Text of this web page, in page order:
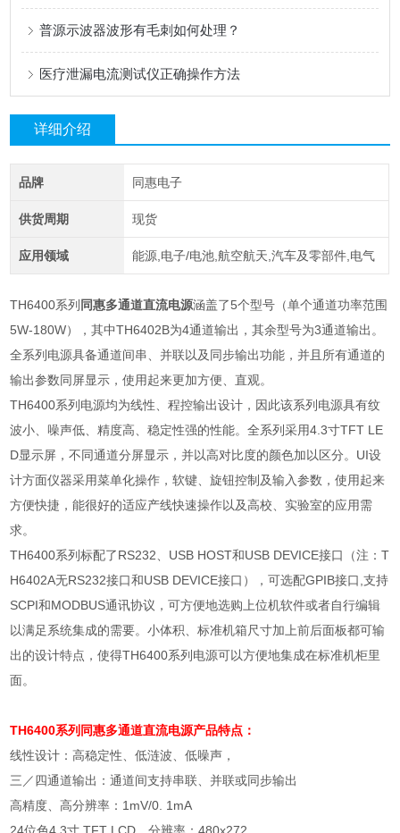
普源示波器波形有毛刺如何处理？
医疗泄漏电流测试仪正确操作方法
详细介绍
品牌 同惠电子
供货周期 现货
应用领域 能源,电子/电池,航空航天,汽车及零部件,电气
TH6400系列 同惠多通道直流电源涵盖了5个型号（单个通道功率范围
5W-180W），其中TH6402B为4通道输出，其余型号为3通道输出。
全系列电源具备通道间串、并联以及同步输出功能，并且所有通道的
输出参数同屏显示，使用起来更加方便、直观。
TH6400系列电源均为线性、程控输出设计，因此该系列电源具有纹
波小、噪声低、精度高、稳定性强的性能。全系列采用4.3寸TFT LE
D显示屏，不同通道分屏显示，并以高对比度的颜色加以区分。 UI设
计方面仪器采用菜单化操作，软键、旋钮控制及输入参数，使用起来
方便快捷，能很好的适应产线快速操作以及高校、实验室的应用需
求。
TH6400系列标配了RS232、USB HOST和USB DEVICE接口（注：T
H6402A无RS232接口和USB DEVICE接口），可选配GPIB接口,支持
SCPI和MODBUS通讯协议，可方便地选购上位机软件或者自行编辑
以满足系统集成的需要。小体积、标准机箱尺寸加上前后面板都可输
出的设计特点，使得TH6400系列电源可以方便地集成在标准机柜里
面。
TH6400系列同惠多通道直流电源产品特点：
线性设计：高稳定性、低涟波、低噪声，
三／四通道输出：通道间支持串联、并联或同步输出
高精度、高分辨率： 1mV/0. 1mA